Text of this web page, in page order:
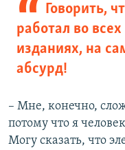
Говорить,
работал во
изданиях, на
абсурд!
– Мне, конечно,
потому что я
Могу сказать, что